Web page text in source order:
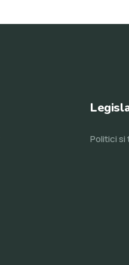
Politici